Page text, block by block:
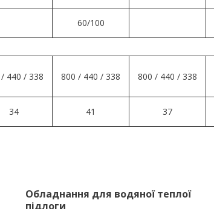
60/100
440 / 338 800 / 440 / 338 800 / 440 / 338
34 41 37
Обладнання для водяної теплої
підлоги